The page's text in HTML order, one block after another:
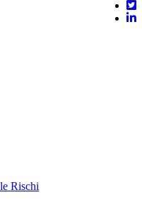
Rischi